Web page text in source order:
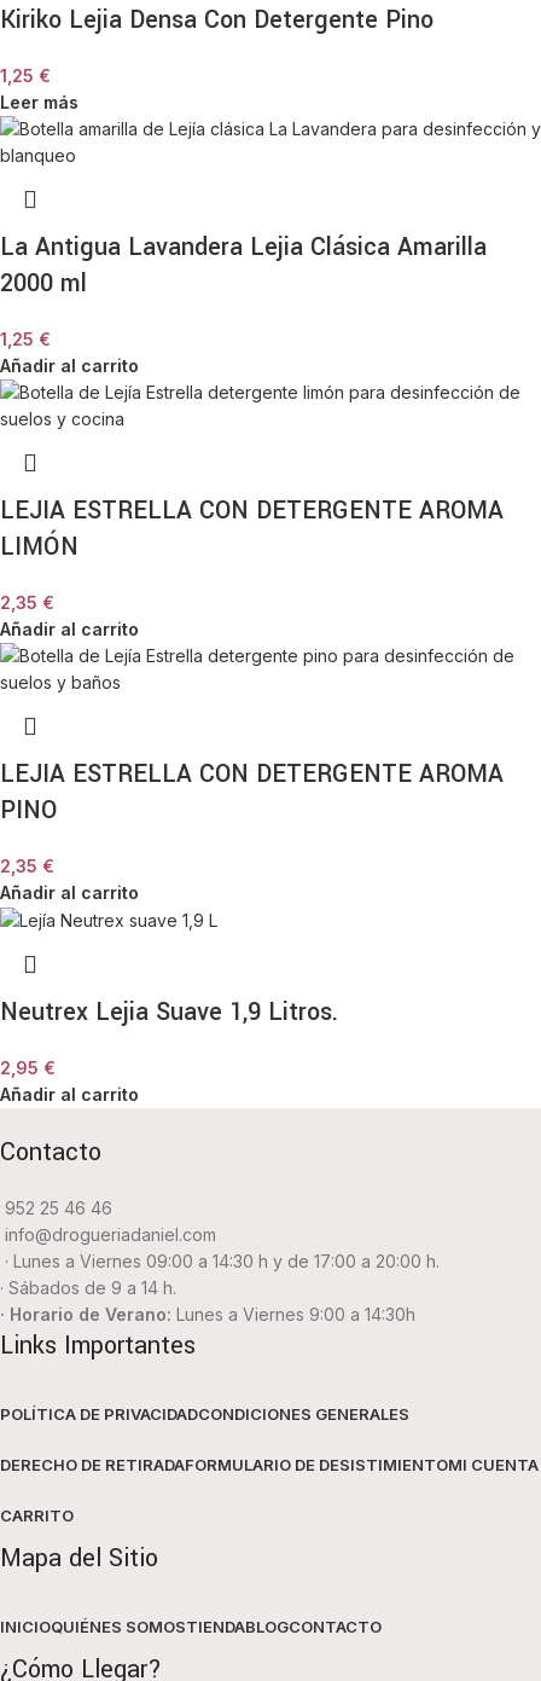
Kiriko Lejia Densa Con Detergente Pino
1,25 €
Leer más
La Antigua Lavandera Lejia Clásica Amarilla
2000 ml
1,25 €
Añadir al carrito
LEJIA ESTRELLA CON DETERGENTE AROMA
LIMÓN
2,35 €
Añadir al carrito
LEJIA ESTRELLA CON DETERGENTE AROMA
PINO
2,35 €
Añadir al carrito
Neutrex Lejia Suave 1,9 Litros.
2,95 €
Añadir al carrito
Contacto
952 25 46 46
info@drogueriadaniel.com
· Lunes a Viernes 09:00 a 14:30 h y de 17:00 a 20:00 h.
· Sábados de 9 a 14 h.
· Horario de Verano: Lunes a Viernes 9:00 a 14:30h
Links Importantes
POLÍTICA DE PRIVACIDADCONDICIONES GENERALES
DERECHO DE RETIRADAFORMULARIO DE DESISTIMIENTOMI CUENTA
CARRITO
Mapa del Sitio
INICIOQUIÉNES SOMOSTIENDABLOGCONTACTO
¿Cómo Llegar?